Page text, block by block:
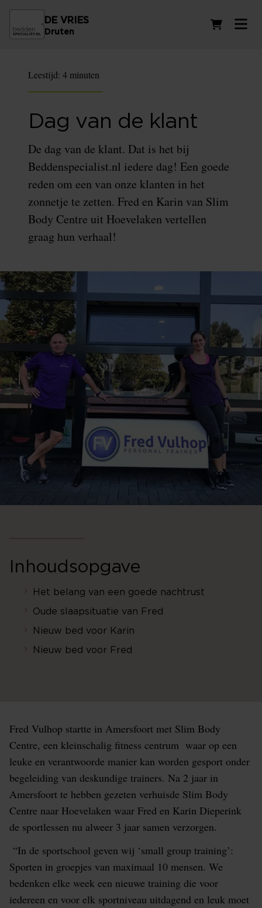
DE VRIES
Druten
Leestijd: 4 minuten
Dag van de klant
De dag van de klant. Dat is het bij
Beddenspecialist.nl iedere dag! Een goede
reden om een van onze klanten in het
zonnetje te zetten. Fred en Karin van Slim
Body Centre uit Hoevelaken vertellen
graag hun verhaal!
Inhoudsopgave
Het belang van een goede nachtrust
Oude slaapsituatie van Fred
Nieuw bed voor Karin
Nieuw bed voor Fred
Fred Vulhop startte in Amersfoort met Slim Body
Centre, een kleinschalig fitness centrum waar op een
leuke en verantwoorde manier kan worden gesport onder
begeleiding van deskundige trainers. Na 2 jaar in
Amersfoort te hebben gezeten verhuisde Slim Body
Centre naar Hoevelaken waar Fred en Karin Dieperink
de sportlessen nu alweer 3 jaar samen verzorgen.
“In de sportschool geven wij ‘small group training’:
Sporten in groepjes van maximaal 10 mensen. We
bedenken elke week een nieuwe training die voor
iedereen en voor elk sportniveau uitdagend en leuk moet